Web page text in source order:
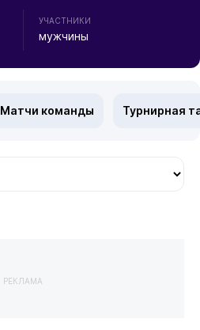
УЧАСТНИКИ
мужчины
Матчи команды Турнирная
РЕКЛАМА